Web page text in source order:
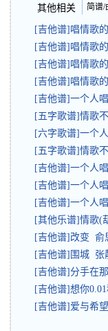
其他相关 简谱/
[吉他谱]唱情歌
[吉他谱]唱情歌
[吉他谱]唱情歌
[吉他谱]唱情歌
[吉他谱]一个人
[五字歌谱]情歌
[六字歌谱]一个
[五字歌谱]情歌
[吉他谱]一个人
[吉他谱]一个人
[吉他谱]一个人
[其他乐谱]情歌(
[吉他谱]改变 俞
[吉他谱]围城 张
[吉他谱]分手在
[吉他谱]想你
[吉他谱]爱与希